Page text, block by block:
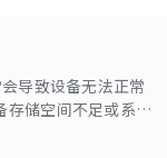
导致设备无法正常
存储空间不足或系统